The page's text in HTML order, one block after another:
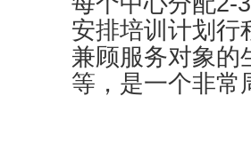
安排培训计划行
兼顾服务对象的
等，是一个非常